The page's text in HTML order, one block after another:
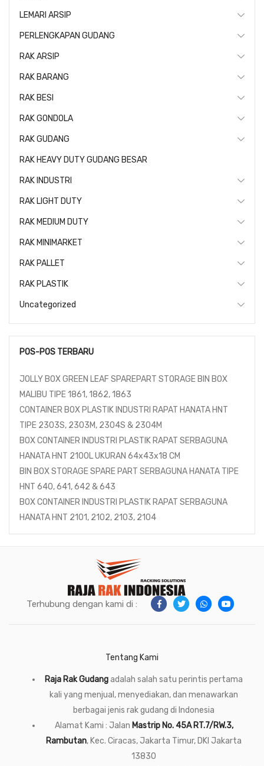
LEMARI ARSIP
PERLENGKAPAN GUDANG
RAK ARSIP
RAK BARANG
RAK BESI
RAK GONDOLA
RAK GUDANG
RAK HEAVY DUTY GUDANG BESAR
RAK INDUSTRI
RAK LIGHT DUTY
RAK MEDIUM DUTY
RAK MINIMARKET
RAK PALLET
RAK PLASTIK
Uncategorized
POS-POS TERBARU
JOLLY BOX GREEN LEAF SPAREPART STORAGE BIN BOX
MALIBU TIPE 1861, 1862, 1863
CONTAINER BOX PLASTIK INDUSTRI RAPAT HANATA HNT
TIPE 2303S, 2303M, 2304S & 2304M
BOX CONTAINER INDUSTRI PLASTIK RAPAT SERBAGUNA
HANATA HNT 2100L UKURAN 64x43x18 CM
BIN BOX STORAGE SPARE PART SERBAGUNA HANATA TIPE
HNT 640, 641, 642 & 643
BOX CONTAINER INDUSTRI PLASTIK RAPAT SERBAGUNA
HANATA HNT 2101, 2102, 2103, 2104
Terhubung dengan kami di :
Tentang Kami
Raja Rak Gudangadalah salah satu perintis pertama
kali yang menjual, menyediakan, dan menawarkan
berbagai jenis rak gudang di Indonesia
Alamat Kami : Jalan Mastrip No. 45A RT.7/RW.3,
Rambutan, Kec. Ciracas, Jakarta Timur, DKI Jakarta
13830